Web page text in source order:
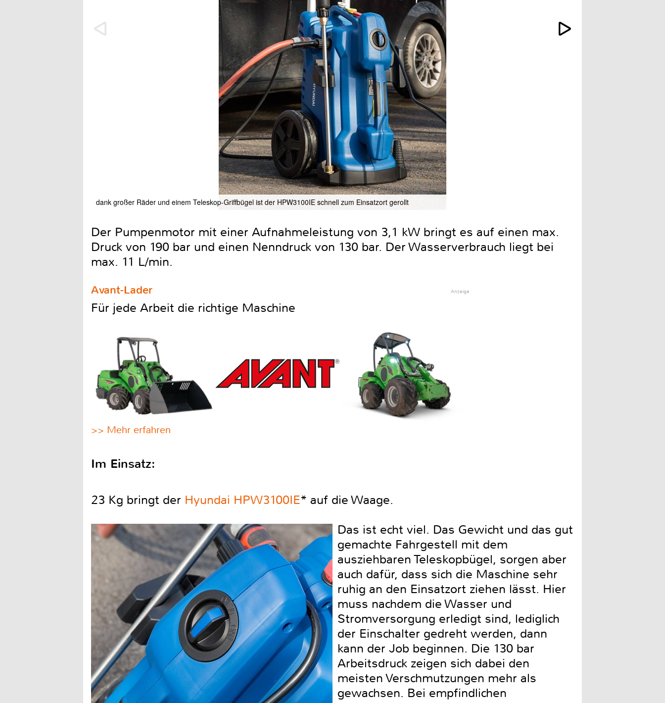
dank großer Räder und einem Teleskop-Griffbügel ist der HPW3100IE schnell zum Einsatzort gerollt
Der Pumpenmotor mit einer Aufnahmeleistung von 3,1 kW bringt es auf einen max.
Druck von 190 bar und einen Nenndruck von 130 bar. Der Wasserverbrauch liegt bei
max. 11 L/min.
Anzeige
Avant-Lader
Für jede Arbeit die richtige Maschine
>> Mehr erfahren
Im Einsatz:
23 Kg bringt der Hyundai HPW3100IE* auf die Waage.
Das ist echt viel. Das Gewicht und das gut
gemachte Fahrgestell mit dem
ausziehbaren Teleskopbügel, sorgen aber
auch dafür, dass sich die Maschine sehr
ruhig an den Einsatzort ziehen lässt. Hier
muss nachdem die Wasser und
Stromversorgung erledigt sind, lediglich
der Einschalter gedreht werden, dann
kann der Job beginnen. Die 130 bar
Arbeitsdruck zeigen sich dabei den
meisten Verschmutzungen mehr als
gewachsen. Bei empfindlichen